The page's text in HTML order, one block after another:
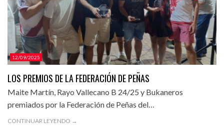
12/09/2025
LOS PREMIOS DE LA FEDERACIÓN DE PEÑAS
Maite Martín, Rayo Vallecano B 24/25 y Bukaneros
premiados por la Federación de Peñas del…
CONTINUAR LEYENDO →